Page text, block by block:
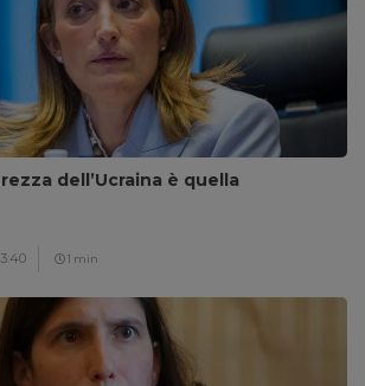
dell’Ucraina è quella
1 min